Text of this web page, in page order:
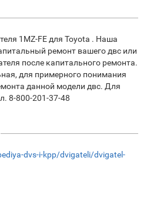
1MZ-FE для Toyota . Наша
ремонт вашего двс или
после капитального ремонта.
для примерного понимания
данной модели двс. Для
8-800-201-37-48
dvs-i-kpp/dvigateli/dvigatel-